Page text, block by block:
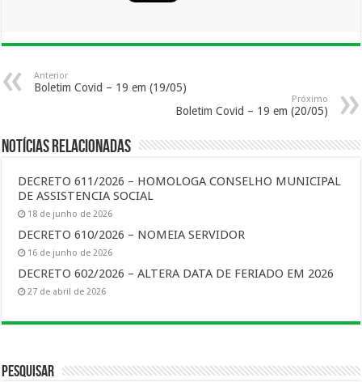
Anterior
Boletim Covid – 19 em (19/05)
Próximo
Boletim Covid – 19 em (20/05)
Notícias Relacionadas
DECRETO 611/2026 – HOMOLOGA CONSELHO MUNICIPAL
DE ASSISTENCIA SOCIAL
18 de junho de 2026
DECRETO 610/2026 – NOMEIA SERVIDOR
16 de junho de 2026
DECRETO 602/2026 – ALTERA DATA DE FERIADO EM 2026
27 de abril de 2026
Pesquisar